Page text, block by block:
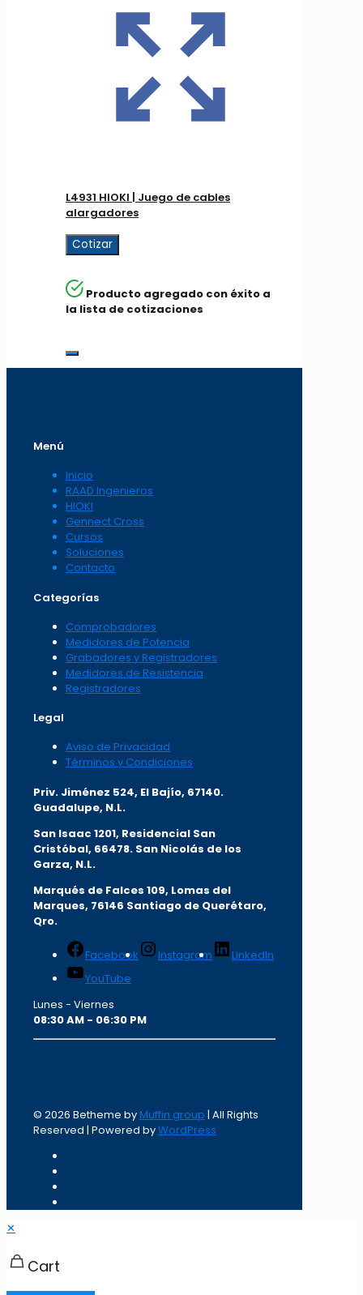
L4931 HIOKI | Juego de cables
alargadores
Cotizar
Producto agregado con éxito a
la lista de cotizaciones
Menú
Inicio
RAAD Ingenieros
HIOKI
Gennect Cross
Cursos
Soluciones
Contacto
Categorías
Comprobadores
Medidores de Potencia
Grabadores y Registradores
Medidores de Resistencia
Registradores
Legal
Aviso de Privacidad
Términos y Condiciones
Priv. Jiménez 524, El Bajío, 67140.
Guadalupe, N.L.
San Isaac 1201, Residencial San
Cristóbal, 66478. San Nicolás de los
Garza, N.L.
Marqués de Falces 109, Lomas del
Marques, 76146 Santiago de Querétaro,
Qro.
Facebook Instagram
LinkedIn
YouTube
Lunes - Viernes
08:30 AM - 06:30 PM
© 2026 Betheme by Muffin group | All Rights
Reserved | Powered byWordPress
✕
Cart